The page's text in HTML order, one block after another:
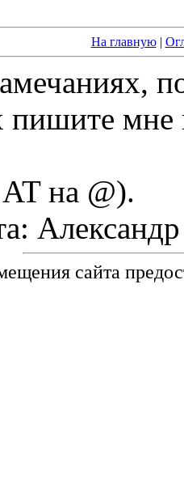
На главную|
пишите мне
на @).
сайта